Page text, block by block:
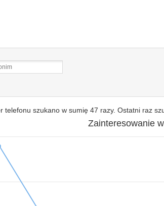
telefonu szukano w sumię 47 razy. Ostatni raz
Zainteresowanie